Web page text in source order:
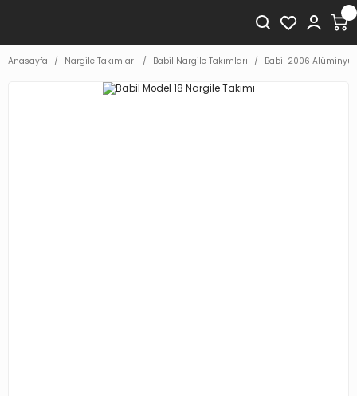
Anasayfa Nargile Takımları Babil Nargile Takımları Babil 2006